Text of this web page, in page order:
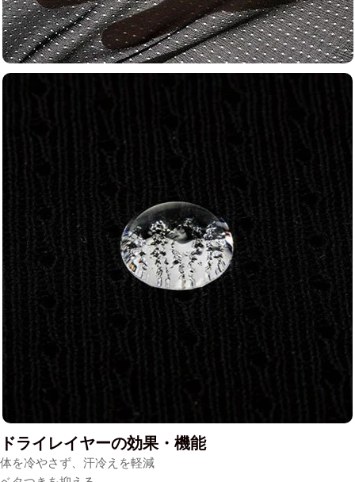
ドライレイヤーの効果・機能
体を冷やさず、汗冷えを軽減